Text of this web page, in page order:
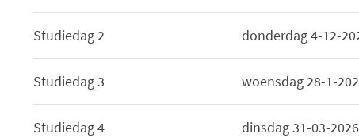
Studiedag 2 donderdag 4-12-
Studiedag 3 woensdag 28-1-
Studiedag 4 dinsdag 31-03-2026